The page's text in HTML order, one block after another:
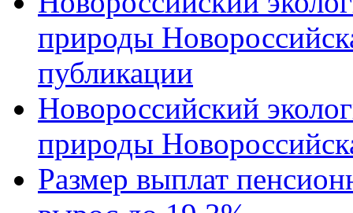
природы
публикации
Новороссийский
природы
Размер выплат